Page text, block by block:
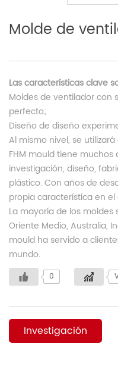
Molde de
Las características clave
Moldes de ventilador con
perfecto;
Diseño de diseño
Al mismo nivel, se
FHM mould tiene
investigación, diseño,
plástico. Con años de
propia característica en
La mayoría de los moldes
Oriente Medio, Australia,
mould ha servido a
mundo.
0
Investigación